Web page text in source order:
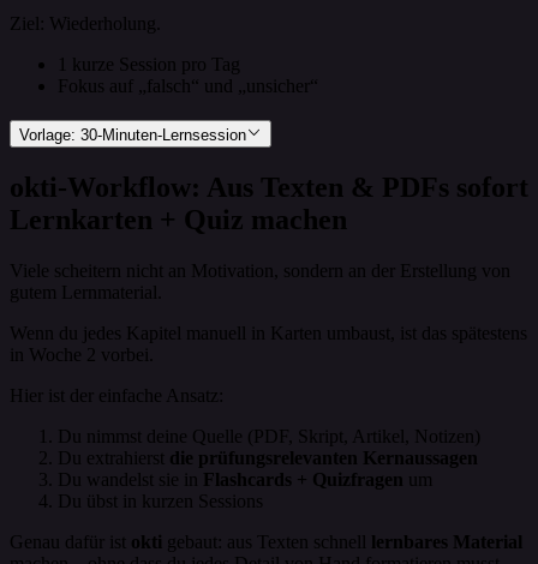
Ziel: Wiederholung.
1 kurze Session pro Tag
Fokus auf „falsch“ und „unsicher“
Vorlage: 30-Minuten-Lernsession
okti-Workflow: Aus Texten & PDFs sofort
Lernkarten + Quiz machen
Viele scheitern nicht an Motivation, sondern an der Erstellung von
gutem Lernmaterial.
Wenn du jedes Kapitel manuell in Karten umbaust, ist das spätestens
in Woche 2 vorbei.
Hier ist der einfache Ansatz:
Du nimmst deine Quelle (PDF, Skript, Artikel, Notizen)
Du extrahierst die prüfungsrelevanten Kernaussagen
Du wandelst sie in Flashcards + Quizfragen um
Du übst in kurzen Sessions
Genau dafür ist okti gebaut: aus Texten schnell lernbares Material